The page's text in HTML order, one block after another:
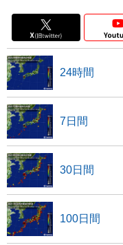
24時間
7日間
30日間
100日間